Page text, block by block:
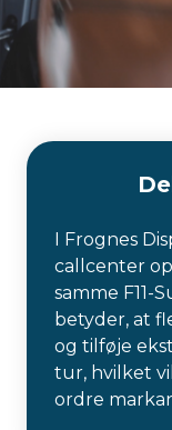
I Frognes
callcenter
samme
betyder, at
og tilføje
tur, hvilket
ordre